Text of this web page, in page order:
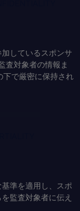
しているスポンサ
査対象者の情報ま
下で厳密に保持され
準を適用し、スポ
監査対象者に伝え